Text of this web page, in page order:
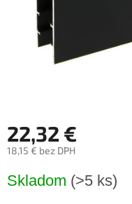
22,32 €
18,15 € bez DPH
cena:
Skladom (>5 ks)